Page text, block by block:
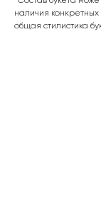
наличия
общая стилистика